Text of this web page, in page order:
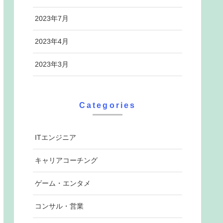
2023年7月
2023年4月
2023年3月
Categories
ITエンジニア
キャリアコーチング
ゲーム・エンタメ
コンサル・営業